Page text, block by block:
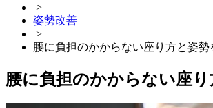
>
姿勢改善
>
腰に負担のかからない座り方と姿
腰に負担のかからない座